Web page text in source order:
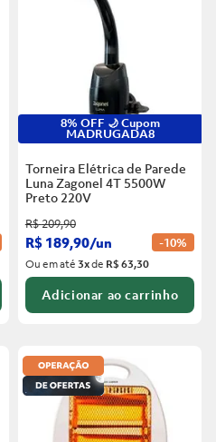
8% OFF 🌙 Cupom
MADRUGADA8
Torneira Elétrica de Parede
Luna Zagonel 4T 5500W
Preto 220V
R$209,90
R$ 189,90/un -10%
Ou em até3xde R$ 63,30
Adicionar ao carrinho